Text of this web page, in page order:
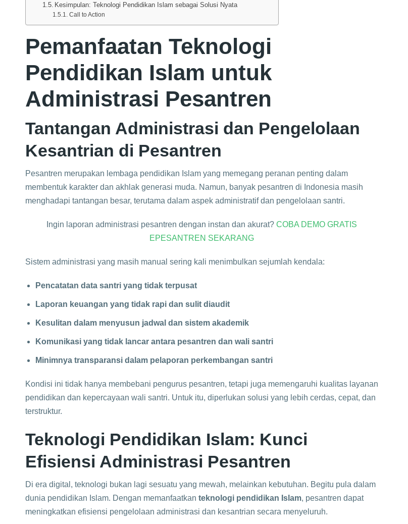
Kesimpulan: Teknologi Pendidikan Islam sebagai Solusi Nyata
Call to Action
Pemanfaatan Teknologi
Pendidikan Islam untuk
Administrasi Pesantren
Tantangan Administrasi dan Pengelolaan
Kesantrian di Pesantren
Pesantren merupakan lembaga pendidikan Islam yang memegang peranan penting dalam
membentuk karakter dan akhlak generasi muda. Namun, banyak pesantren di Indonesia masih
menghadapi tantangan besar, terutama dalam aspek administratif dan pengelolaan santri.
Ingin laporan administrasi pesantren dengan instan dan akurat?COBA DEMO GRATIS
EPESANTREN SEKARANG
Sistem administrasi yang masih manual sering kali menimbulkan sejumlah kendala:
Pencatatan data santri yang tidak terpusat
Laporan keuangan yang tidak rapi dan sulit diaudit
Kesulitan dalam menyusun jadwal dan sistem akademik
Komunikasi yang tidak lancar antara pesantren dan wali santri
Minimnya transparansi dalam pelaporan perkembangan santri
Kondisi ini tidak hanya membebani pengurus pesantren, tetapi juga memengaruhi kualitas layanan
pendidikan dan kepercayaan wali santri. Untuk itu, diperlukan solusi yang lebih cerdas, cepat, dan
terstruktur.
Teknologi Pendidikan Islam: Kunci
Efisiensi Administrasi Pesantren
Di era digital, teknologi bukan lagi sesuatu yang mewah, melainkan kebutuhan. Begitu pula dalam
dunia pendidikan Islam. Dengan memanfaatkan teknologi pendidikan Islam, pesantren dapat
meningkatkan efisiensi pengelolaan administrasi dan kesantrian secara menyeluruh.